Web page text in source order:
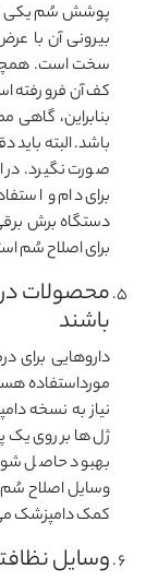
پوشش سُم یکی
سخت است.
کف آن فرو رفته
بنابراین،
باشد. البته
صورت نگیرد. در
برای دام و
دستگاه برش برقی
برای اصلاح سُم
محصولات
باشند
داروهایی برای
مورداستفاده
نیاز به نسخه
ژل ها بر روی یک
بهبود حاصل
وسایل اصلاح سُم
کمک دامپزشک می
وسایل